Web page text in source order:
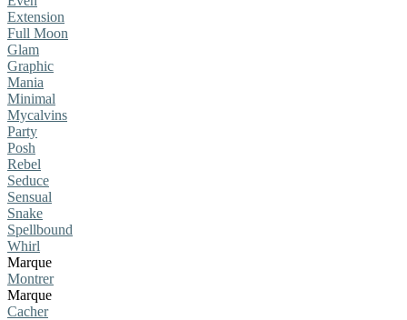
Extension
Full Moon
Glam
Graphic
Mania
Minimal
Mycalvins
Party
Posh
Rebel
Seduce
Sensual
Snake
Spellbound
Whirl
Marque
Montrer
Marque
Cacher